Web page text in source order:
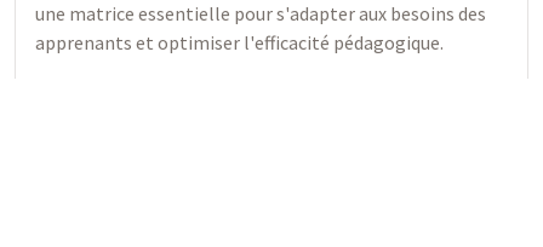
une matrice essentielle pour s'adapter aux besoins des
apprenants et optimiser l'efficacité pédagogique.